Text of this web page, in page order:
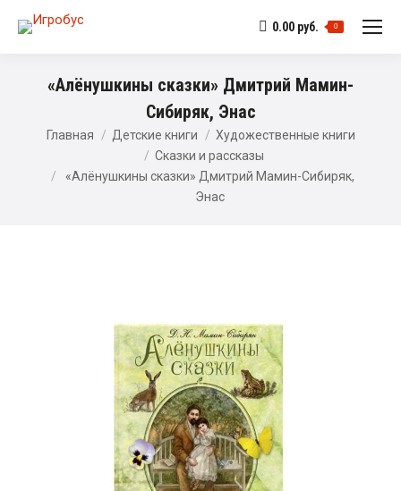
0.00 руб. 0
«Алёнушкины сказки» Дмитрий Мамин-
Сибиряк, Энас
Главная Детские книги
Художественные книги
Сказки и рассказы
«Алёнушкины сказки» Дмитрий Мамин-Сибиряк,
Энас